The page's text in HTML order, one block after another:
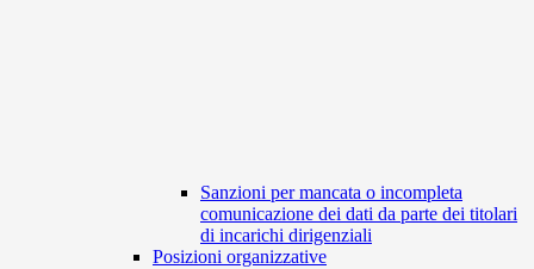
Sanzioni per mancata o incompleta
comunicazione dei dati da parte dei titolari
di incarichi dirigenziali
Posizioni organizzative